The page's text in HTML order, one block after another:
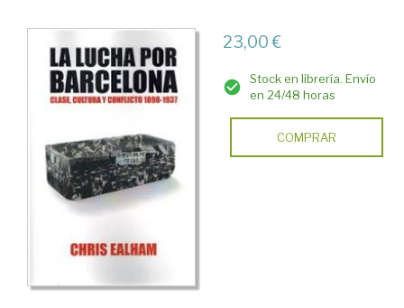
23,00 €
Stock en librería. Envío
en 24/48 horas
COMPRAR